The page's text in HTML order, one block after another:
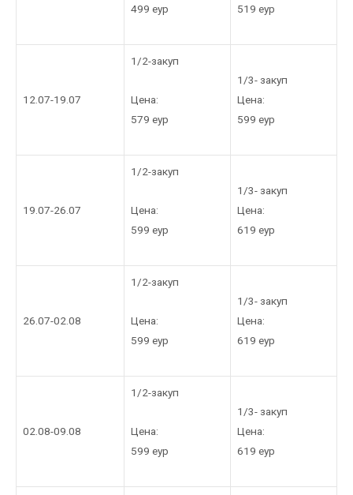
499 еур
519 еур
12.07-19.07
1/2-закуп
Цена:
579 еур
1/3- закуп
Цена:
599 еур
19.07-26.07
1/2-закуп
Цена:
599 еур
1/3- закуп
Цена:
619 еур
26.07-02.08
1/2-закуп
Цена:
599 еур
1/3- закуп
Цена:
619 еур
02.08-09.08
1/2-закуп
Цена:
599 еур
1/3- закуп
Цена:
619 еур